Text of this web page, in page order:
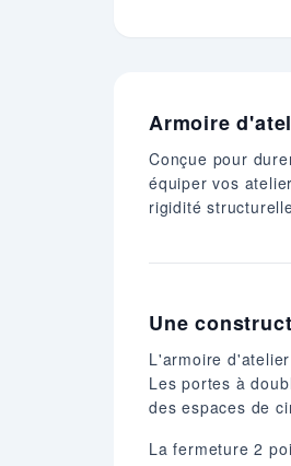
Armoire
Conçue pour
équiper vos
rigidité
Une
L'armoire
Les portes à
des espaces de
La fermeture 2